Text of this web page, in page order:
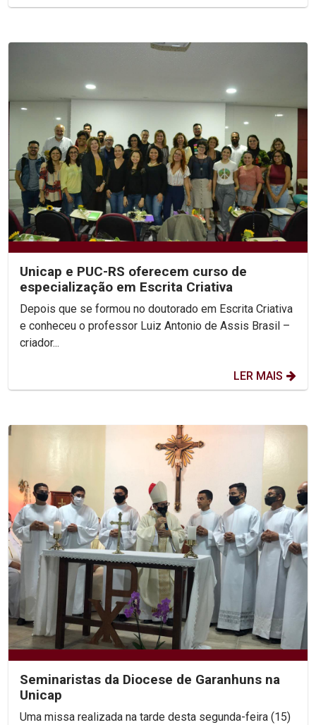
Unicap e PUC-RS oferecem curso de
especialização em Escrita Criativa
Depois que se formou no doutorado em Escrita Criativa
e conheceu o professor Luiz Antonio de Assis Brasil –
criador...
LER MAIS
Seminaristas da Diocese de Garanhuns na
Unicap
Uma missa realizada na tarde desta segunda-feira (15)